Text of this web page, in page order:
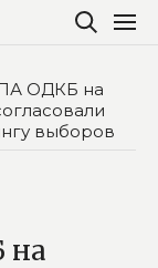
ОДКБ на
выборов
на